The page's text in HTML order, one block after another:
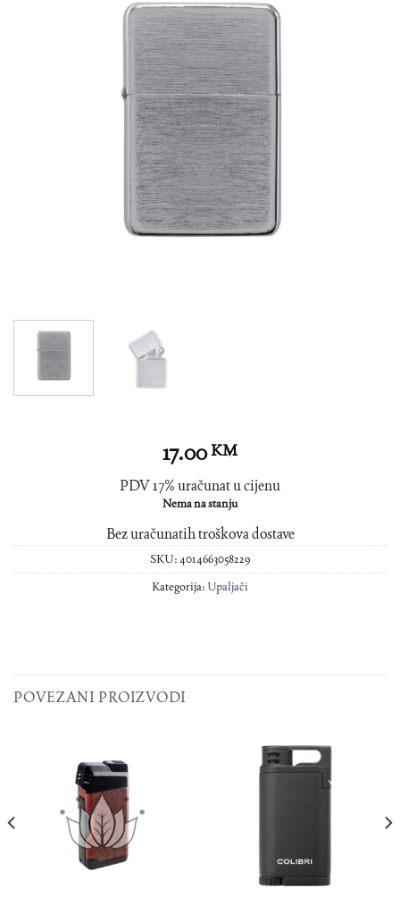
17.00KM
PDV 17% uračunat u cijenu
Nema na stanju
Bez uračunatih troškova dostave
SKU:4014663058229
Kategorija:Upaljači
POVEZANI PROIZVODI